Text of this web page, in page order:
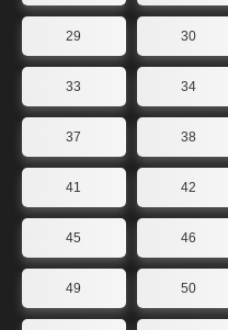
29 30
33 34
37 38
41 42
45 46
49 50